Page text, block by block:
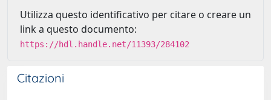
Utilizza questo identificativo per citare o creare un
link a questo documento:
https://hdl.handle.net/11393/284102
Citazioni